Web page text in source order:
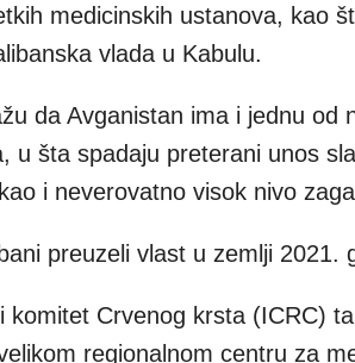
medicinskih ustanova, kao
vlada u Kabulu.
da Avganistan ima i jednu
u šta spadaju preterani unos
i neverovatno visok nivo
preuzeli vlast u zemlji 2021.
komitet Crvenog krsta (ICRC)
regionalnom centru za